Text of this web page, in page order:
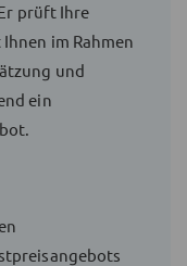
prüft Ihre
im Rahmen
und
ein